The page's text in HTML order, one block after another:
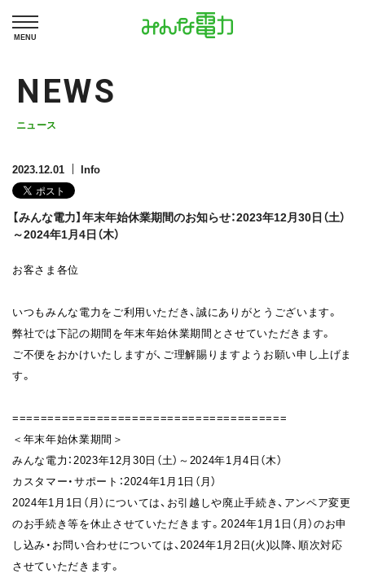
MENU
NEWS
ニュース
2023.12.01 Info
【みんな電力】年末年始休業期間のお知らせ：2023年12月30日（土）
～2024年1月4日（木）
お客さま各位
いつもみんな電力をご利用いただき、誠にありがとうございます。
弊社では下記の期間を年末年始休業期間とさせていただきます。
ご不便をおかけいたしますが、ご理解賜りますようお願い申し上げま
す。
=======================================
＜年末年始休業期間＞
みんな電力：2023年12月30日（土）～2024年1月4日（木）
カスタマー・サポート：2024年1月1日（月）
2024年1月1日（月）については、お引越しや廃止手続き、アンペア変更
のお手続き等を休止させていただきます。2024年1月1日（月）のお申
し込み・お問い合わせについては、2024年1月2日(火)以降、順次対応
させていただきます。